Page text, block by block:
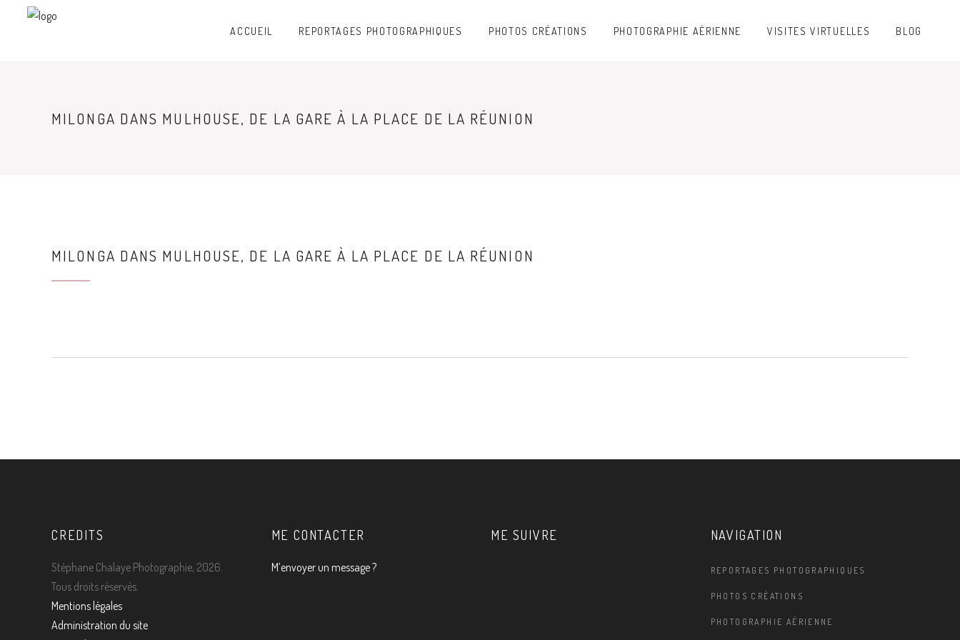
ACCUEIL REPORTAGES PHOTOGRAPHIQUES PHOTOS CRÉATIONS PHOTOGRAPHIE AÉRIENNE VISITES VIRTUELLES BLOG
MILONGA DANS MULHOUSE, DE LA GARE À LA PLACE DE LA RÉUNION
MILONGA DANS MULHOUSE, DE LA GARE À LA PLACE DE LA RÉUNION
CREDITS
Stéphane Chalaye Photographie, 2026.
Tous droits réservés.
Mentions légales
Administration du site
ME CONTACTER
M’envoyer un message ?
ME SUIVRE NAVIGATION
REPORTAGES PHOTOGRAPHIQUES
PHOTOS CRÉATIONS
PHOTOGRAPHIE AÉRIENNE